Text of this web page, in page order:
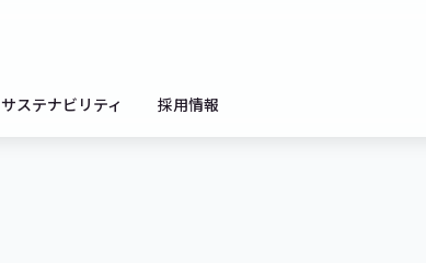
サステナビリティ 採用情報